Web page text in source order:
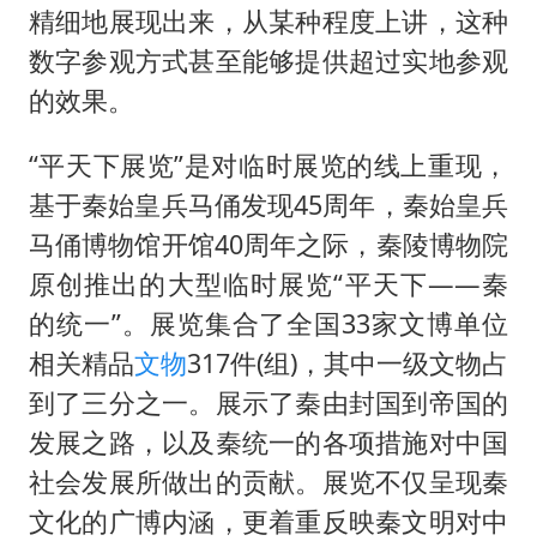
精细地展现出来，从某种程度上讲，这种
数字参观方式甚至能够提供超过实地参观
的效果。
“平天下展览”是对临时展览的线上重现，
基于秦始皇兵马俑发现45周年，秦始皇兵
马俑博物馆开馆40周年之际，秦陵博物院
原创推出的大型临时展览“平天下——秦
的统一”。展览集合了全国33家文博单位
相关精品文物317件(组)，其中一级文物占
到了三分之一。展示了秦由封国到帝国的
发展之路，以及秦统一的各项措施对中国
社会发展所做出的贡献。展览不仅呈现秦
文化的广博内涵，更着重反映秦文明对中